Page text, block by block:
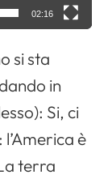
02:16
si sta
in
Si, ci
: l’America è
terra